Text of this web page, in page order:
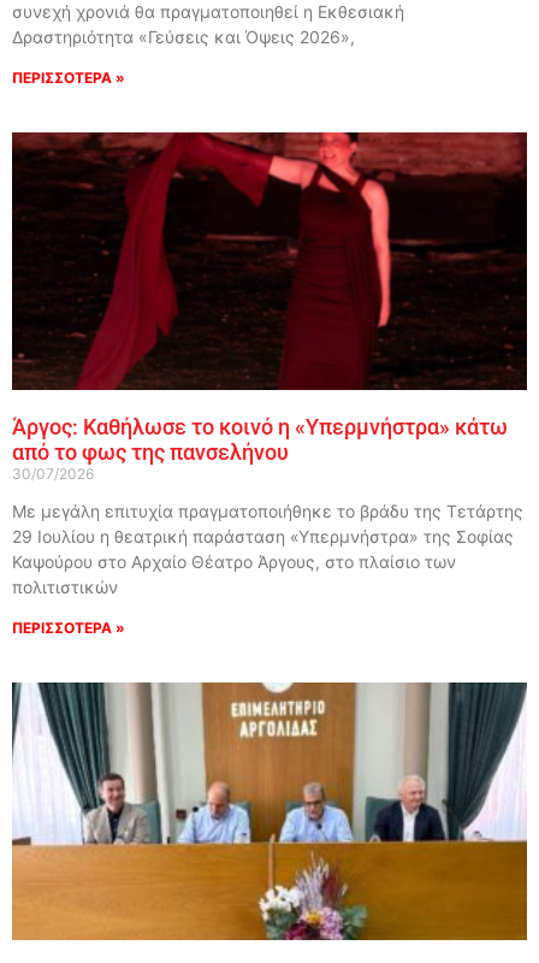
συνεχή χρονιά θα πραγματοποιηθεί η Εκθεσιακή
Δραστηριότητα «Γεύσεις και Όψεις 2026»,
ΠΕΡΙΣΣΟΤΕΡΑ »
Άργος: Καθήλωσε το κοινό η «Υπερμνήστρα» κάτω
από το φως της πανσελήνου
30/07/2026
Με μεγάλη επιτυχία πραγματοποιήθηκε το βράδυ της Τετάρτης
29 Ιουλίου η θεατρική παράσταση «Υπερμνήστρα» της Σοφίας
Καψούρου στο Αρχαίο Θέατρο Άργους, στο πλαίσιο των
πολιτιστικών
ΠΕΡΙΣΣΟΤΕΡΑ »